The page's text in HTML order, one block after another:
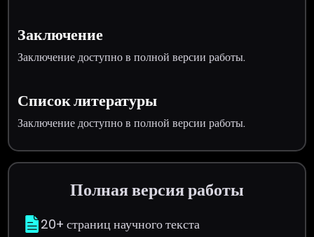
Заключение
Заключение доступно в полной версии работы.
Список литературы
Заключение доступно в полной версии работы.
Полная версия работы
20+ страниц научного текста